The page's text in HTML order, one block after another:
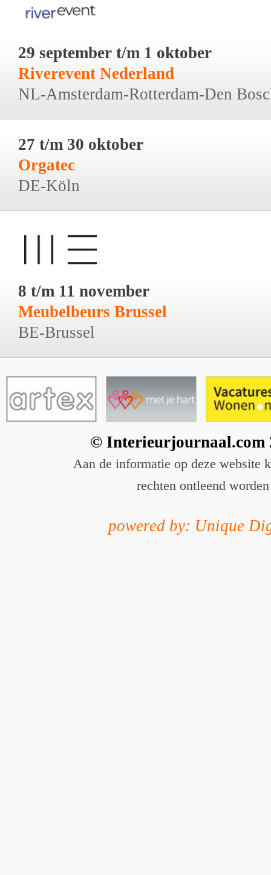
29 september t/m 1 oktober
Riverevent Nederland
NL-Amsterdam-Rotterdam-Den
27 t/m 30 oktober
Orgatec
DE-Köln
8 t/m 11 november
Meubelbeurs Brussel
BE-Brussel
© Interieurjournaal.com
Aan de informatie op deze website
rechten ontleend worden
powered by: Unique